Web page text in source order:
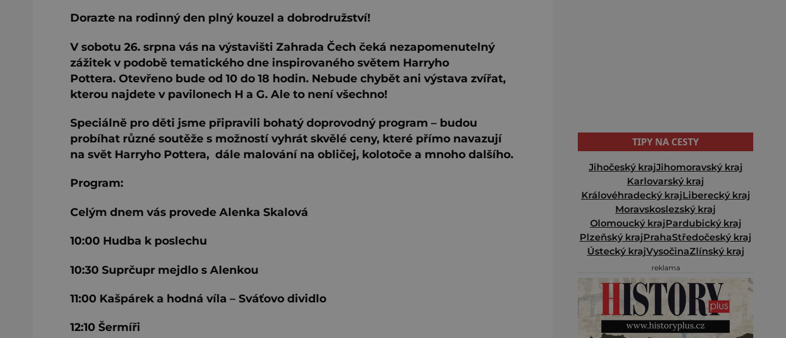
Dorazte na rodinný den plný kouzel a dobrodružství!
V sobotu 26. srpna vás na výstavišti Zahrada Čech čeká nezapomenutelný
zážitek v podobě tematického dne inspirovaného světem Harryho
Pottera. Otevřeno bude od 10 do 18 hodin. Nebude chybět ani výstava zvířat,
kterou najdete v pavilonech H a G. Ale to není všechno!
Speciálně pro děti jsme připravili bohatý doprovodný program – budou
probíhat různé soutěže s možností vyhrát skvělé ceny, které přímo navazují
na svět Harryho Pottera, dále malování na obličej, kolotoče a mnoho dalšího.
Program:
Celým dnem vás provede Alenka Skalová
10:00 Hudba k poslechu
10:30 Suprčupr mejdlo s Alenkou
11:00 Kašpárek a hodná víla – Sváťovo dividlo
12:10 Šermíři
TIPY NA CESTY
Jihočeský krajJihomoravský kraj
Karlovarský kraj
Královéhradecký krajLiberecký kraj
Moravskoslezský kraj
Olomoucký krajPardubický kraj
Plzeňský krajPrahaStředočeský kraj
Ústecký krajVysočinaZlínský kraj
reklama